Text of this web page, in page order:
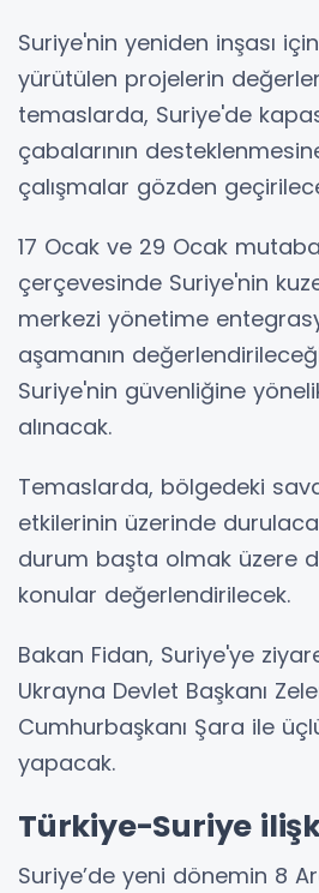
Suriye'nin yeniden inşası
yürütülen projelerin
temaslarda, Suriye'de
çabalarının
çalışmalar gözden
17 Ocak ve 29 Ocak
çerçevesinde Suriye'nin
merkezi yönetime
aşamanın
Suriye'nin güvenliğine
alınacak.
Temaslarda, bölgedeki
etkilerinin üzerinde
durum başta olmak üzere
konular değerlendirilecek.
Bakan Fidan, Suriye'ye
Ukrayna Devlet Başkanı
Cumhurbaşkanı Şara ile
yapacak.
Türkiye-Suriye
Suriye’de yeni dönemin 8